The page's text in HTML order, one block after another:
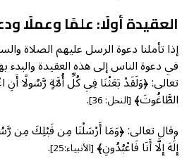
العقيدة أولًا: علمًا وعملًا
إذا تأملنا دعوة الرسل عليهم الصلاة
في دعوة الناس إلى هذه العقيدة والبدء
تعالى: ﴿وَلَقَدْ بَعَثْنَا فِي كُلِّ أُمَّةٍ رَّسُولًا أَنِ
الطَّاغُوتَ﴾[النحل: 36]
.
وقال تعالى: ﴿وَمَا أَرْسَلْنَا مِن قَبْلِكَ مِن
إِلَٰهَ إِلَّا أَنَا فَاعْبُدُونِ﴾[الأنبياء:25]
.